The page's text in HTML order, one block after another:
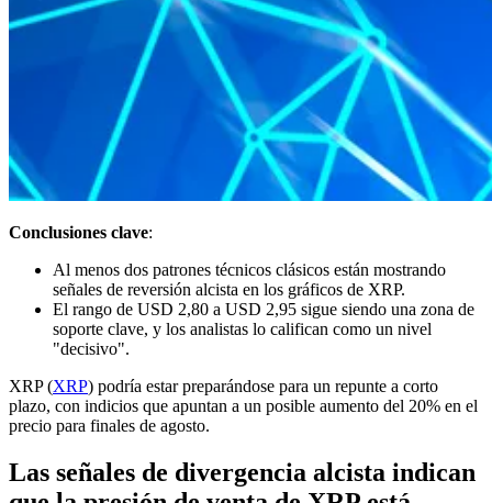
Conclusiones clave:
Al menos dos patrones técnicos clásicos están mostrando
señales de reversión alcista en los gráficos de XRP.
El rango de USD 2,80 a USD 2,95 sigue siendo una zona de
soporte clave, y los analistas lo califican como un nivel
"decisivo".
XRP (XRP) podría estar preparándose para un repunte a corto
plazo, con indicios que apuntan a un posible aumento del 20% en el
precio para finales de agosto.
Las señales de divergencia alcista indican